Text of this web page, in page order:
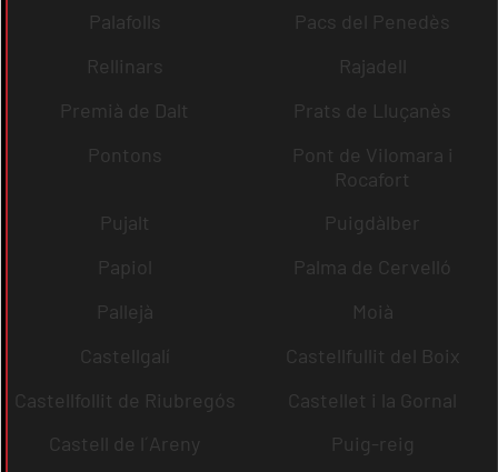
Palafolls
Pacs del Penedès
Rellinars
Rajadell
Premià de Dalt
Prats de Lluçanès
Pontons
Pont de Vilomara i
Rocafort
Pujalt
Puigdàlber
Papiol
Palma de Cervelló
Pallejà
Moià
Castellgalí
Castellfullit del Boix
Castellfollit de Riubregós
Castellet i la Gornal
Castell de l´Areny
Puig-reig